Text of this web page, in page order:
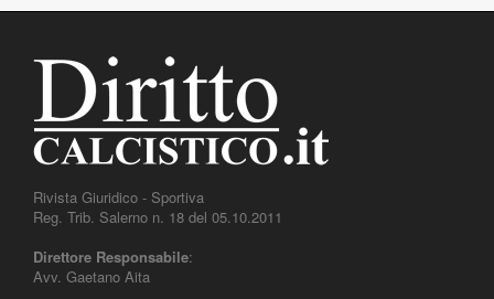
Rivista Giuridico - Sportiva
Reg. Trib. Salerno n. 18 del 05.10.2011
Direttore Responsabile:
Avv. Gaetano Aita